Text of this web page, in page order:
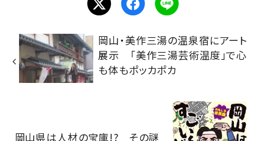
岡山・美作三湯の温泉宿にアート
展示 「美作三湯芸術温度」で心
も体もポッカポカ
岡山県は人材の宝庫!? その謎